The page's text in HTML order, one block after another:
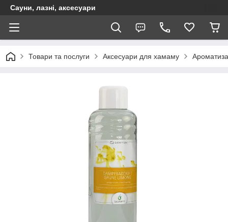
Сауни, лазні, аксесуари
Товари та послуги Аксесуари для хамаму